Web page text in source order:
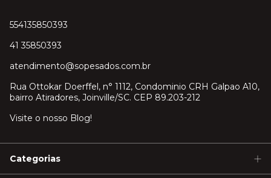
554135850393
41 35850393
atendimento@sopesados.com.br
Rua Ottokar Doerffel, n° 1112, Condominio CRH Galpao A10,
bairro Atiradores, Joinville/SC. CEP 89.203-212
Visite o nosso Blog!
Categorias